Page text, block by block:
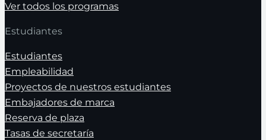
Ver todos los programas
Estudiantes
Estudiantes
Empleabilidad
Proyectos de nuestros estudiantes
Embajadores de marca
Reserva de plaza
Tasas de secretaría